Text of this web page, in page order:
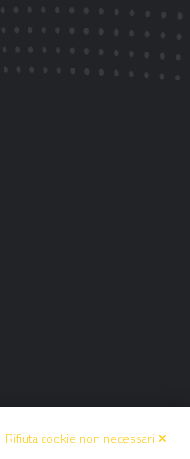
Rifiuta cookie non necessari ✕